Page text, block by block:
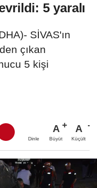
5 yaralı
SİVAS'ın
çıkan
5 kişi
Dinle
A
Büyüt
A
Küçült